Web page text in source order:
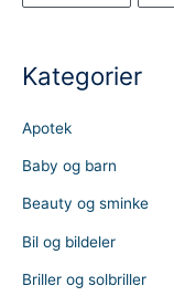
Kategorier
Apotek
Baby og barn
Beauty og sminke
Bil og bildeler
Briller og solbriller